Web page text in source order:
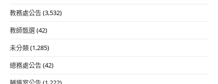
教務處公告(3,532)
教師甄選(42)
未分類(1,285)
總務處公告(42)